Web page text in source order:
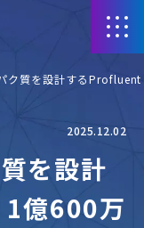
ク質を設計する
2025.12.02
を設計
億600万